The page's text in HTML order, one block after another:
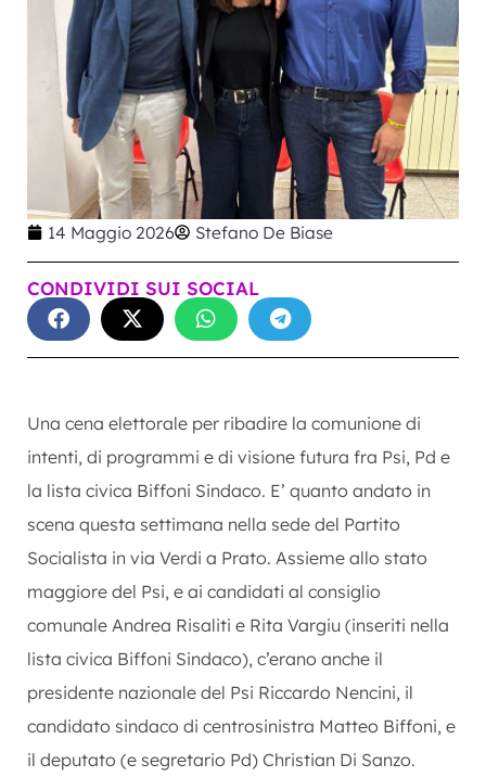
14 Maggio 2026 Stefano De Biase
CONDIVIDI SUI SOCIAL
Una cena elettorale per ribadire la comunione di
intenti, di programmi e di visione futura fra Psi, Pd e
la lista civica Biffoni Sindaco. E’ quanto andato in
scena questa settimana nella sede del Partito
Socialista in via Verdi a Prato. Assieme allo stato
maggiore del Psi, e ai candidati al consiglio
comunale Andrea Risaliti e Rita Vargiu (inseriti nella
lista civica Biffoni Sindaco), c’erano anche il
presidente nazionale del Psi Riccardo Nencini, il
candidato sindaco di centrosinistra Matteo Biffoni, e
il deputato (e segretario Pd) Christian Di Sanzo.